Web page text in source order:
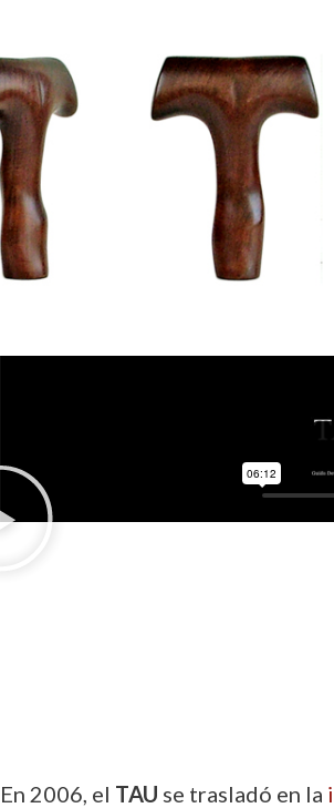
En 2006, el TAU se trasladó en la